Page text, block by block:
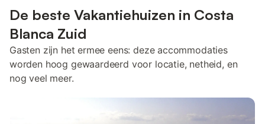
De beste Vakantiehuizen in Costa
Blanca Zuid
Gasten zijn het ermee eens: deze accommodaties
worden hoog gewaardeerd voor locatie, netheid, en
nog veel meer.